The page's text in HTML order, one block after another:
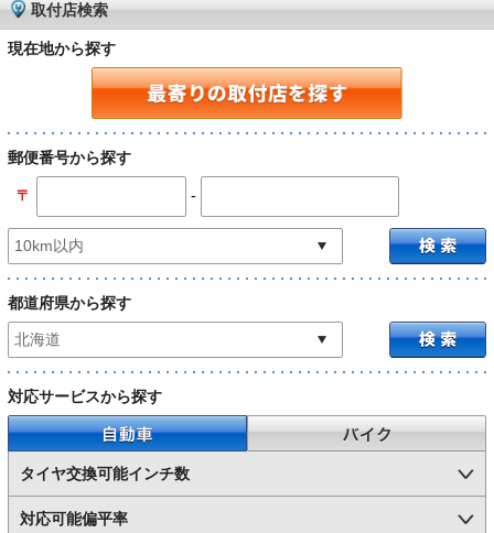
取付店検索
現在地から探す
郵便番号から探す
〒 -
都道府県から探す
対応サービスから探す
自動車
タイヤ交換可能インチ数
対応可能偏平率